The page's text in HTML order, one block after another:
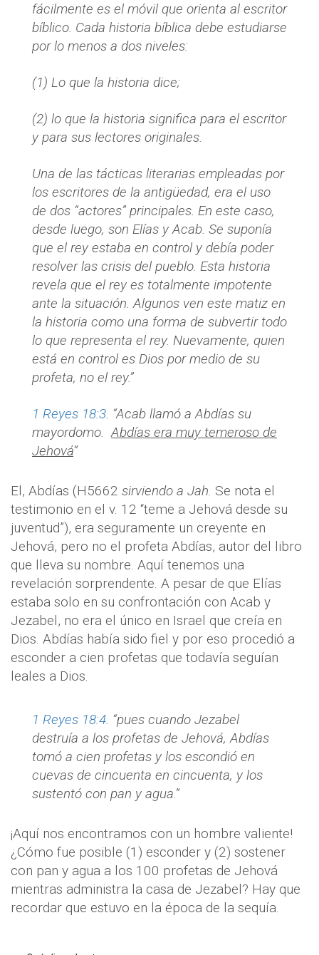
fácilmente es el móvil que orienta al escritor
bíblico. Cada historia bíblica debe estudiarse
por lo menos a dos niveles:
(1) Lo que la historia dice;
(2) lo que la historia significa para el escritor
y para sus lectores originales.
Una de las tácticas literarias empleadas por
los escritores de la antigüedad, era el uso
de dos “actores” principales. En este caso,
desde luego, son Elías y Acab. Se suponía
que el rey estaba en control y debía poder
resolver las crisis del pueblo. Esta historia
revela que el rey es totalmente impotente
ante la situación. Algunos ven este matiz en
la historia como una forma de subvertir todo
lo que representa el rey. Nuevamente, quien
está en control es Dios por medio de su
profeta, no el rey.”
1 Reyes 18:3. “Acab llamó a Abdías su
mayordomo.Abdías era muy temeroso de
Jehová”
El, Abdías (H5662 sirviendo a Jah. Se nota el
testimonio en el v. 12 “teme a Jehová desde su
juventud”), era seguramente un creyente en
Jehová, pero no el profeta Abdías, autor del libro
que lleva su nombre. Aquí tenemos una
revelación sorprendente. A pesar de que Elías
estaba solo en su confrontación con Acab y
Jezabel, no era el único en Israel que creía en
Dios. Abdías había sido fiel y por eso procedió a
esconder a cien profetas que todavía seguían
leales a Dios.
1 Reyes 18:4. “pues cuando Jezabel
destruía a los profetas de Jehová, Abdías
tomó a cien profetas y los escondió en
cuevas de cincuenta en cincuenta, y los
sustentó con pan y agua.”
¡Aquí nos encontramos con un hombre valiente!
¿Cómo fue posible (1) esconder y (2) sostener
con pan y agua a los 100 profetas de Jehová
mientras administra la casa de Jezabel? Hay que
recordar que estuvo en la época de la sequía.